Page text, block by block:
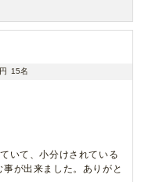
15名
いて、小分けされている
が出来ました。ありがと